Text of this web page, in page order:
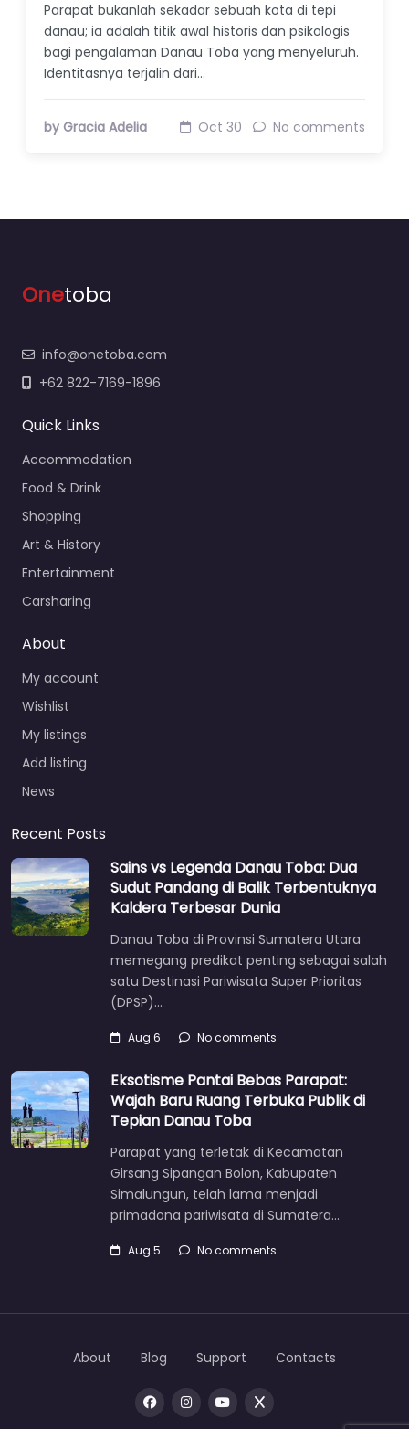
Parapat bukanlah sekadar sebuah kota di tepi
danau; ia adalah titik awal historis dan psikologis
bagi pengalaman Danau Toba yang menyeluruh.
Identitasnya terjalin dari…
by Gracia Adelia Oct 30 No comments
Onetoba
info@onetoba.com
+62 822-7169-1896
Quick Links
Accommodation
Food & Drink
Shopping
Art & History
Entertainment
Carsharing
About
My account
Wishlist
My listings
Add listing
News
Recent Posts
Sains vs Legenda Danau Toba: Dua
Sudut Pandang di Balik Terbentuknya
Kaldera Terbesar Dunia
Danau Toba di Provinsi Sumatera Utara
memegang predikat penting sebagai salah
satu Destinasi Pariwisata Super Prioritas
(DPSP)…
Aug 6 No comments
Eksotisme Pantai Bebas Parapat:
Wajah Baru Ruang Terbuka Publik di
Tepian Danau Toba
Parapat yang terletak di Kecamatan
Girsang Sipangan Bolon, Kabupaten
Simalungun, telah lama menjadi
primadona pariwisata di Sumatera…
Aug 5 No comments
About Blog Support Contacts